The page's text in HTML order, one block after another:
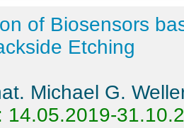
of Biosensors
Etching
Michael G.
14.05.2019-